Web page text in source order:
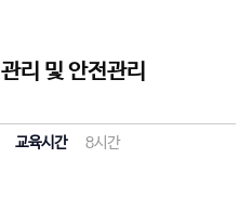
리 및 안전관리
교육시간
8시간